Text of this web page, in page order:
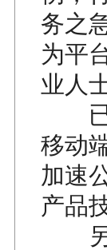
务之
为平
业人
已
移动
加速
产品
另